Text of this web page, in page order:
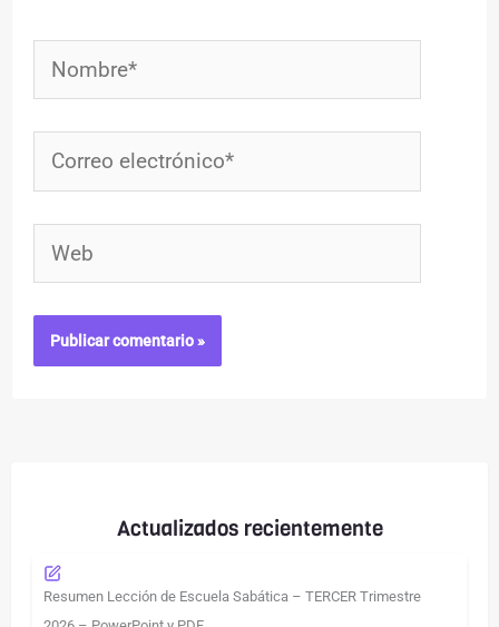
Actualizados recientemente
Resumen Lección de Escuela Sabática – TERCER Trimestre
Nombre*
Correo
electrónico*
Web